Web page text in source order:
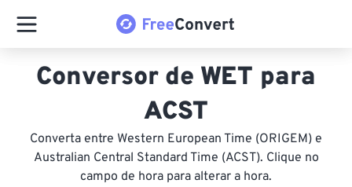
Conversor de WET para
ACST
Converta entre Western European Time (ORIGEM) e
Australian Central Standard Time (ACST). Clique no
campo de hora para alterar a hora.